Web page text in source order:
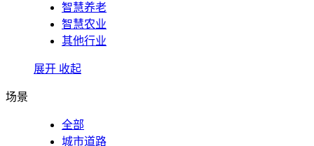
智慧养老
智慧农业
其他行业
展开 收起
场景
全部
城市道路